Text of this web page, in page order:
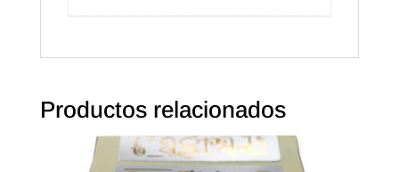
Productos relacionados